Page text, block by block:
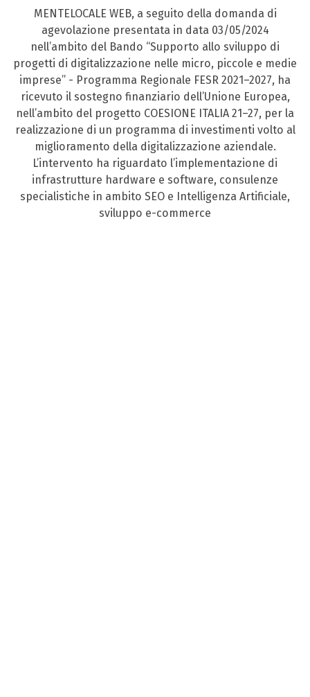
MENTELOCALE WEB, a seguito della domanda di
agevolazione presentata in data 03/05/2024
nell’ambito del Bando “Supporto allo sviluppo di
progetti di digitalizzazione nelle micro, piccole e medie
imprese” - Programma Regionale FESR 2021–2027, ha
ricevuto il sostegno finanziario dell’Unione Europea,
nell’ambito del progetto COESIONE ITALIA 21–27, per la
realizzazione di un programma di investimenti volto al
miglioramento della digitalizzazione aziendale.
L’intervento ha riguardato l’implementazione di
infrastrutture hardware e software, consulenze
specialistiche in ambito SEO e Intelligenza Artificiale,
sviluppo e-commerce